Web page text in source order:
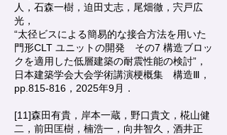
人，石森一樹，迫田丈志，尾畑徹，宍戸広
光，
“太径ビスによる簡易的な接合方法を用いた
門形CLT ユニットの開発 その7 構造ブロッ
クを適用した低層建築の耐震性能の検討”，
日本建築学会大会学術講演梗概集 構造Ⅲ，
pp.815-816，2025年9月．
[11]森田有貴，岸本一蔵，野口貴文，椛山健
二，前田匡樹，楠浩一，向井智久，酒井正